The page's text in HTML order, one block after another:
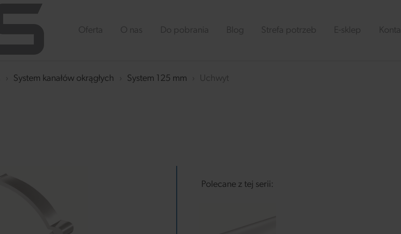
Oferta O nas Do pobrania Blog Strefa potrzeb E-sklep
› System kanałów okrągłych › System 125 mm › Uchwyt
Polecane z tej serii: